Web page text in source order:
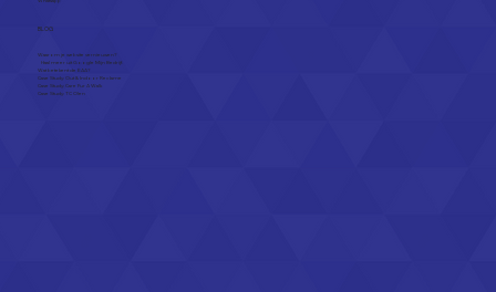
BLOG
Waarom je website vernieuwen?
Haal meer uit Google Mijn Bedrijf.
Wat betekent de EAA?
Case Study: Out & Indoor Reclame
Case Study: Care Fur A Walk
Case Study: TC Olen